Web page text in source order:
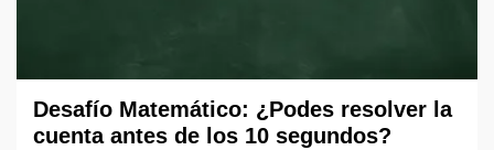
Desafío Matemático: ¿Podes resolver la
cuenta antes de los 10 segundos?